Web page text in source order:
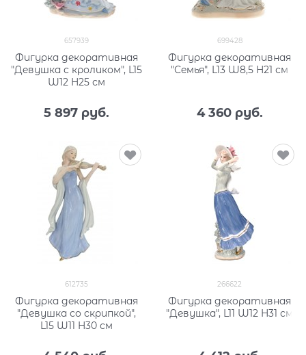
657939
Фигурка декоративная
"Девушка с кроликом", L15
W12 H25 см
5 897 руб.
699428
Фигурка декоративная
"Семья", L13 W8,5 H21 см
4 360 руб.
612735
Фигурка декоративная
"Девушка со скрипкой",
L15 W11 H30 см
266622
Фигурка декоративная
"Девушка", L11 W12 H31 см